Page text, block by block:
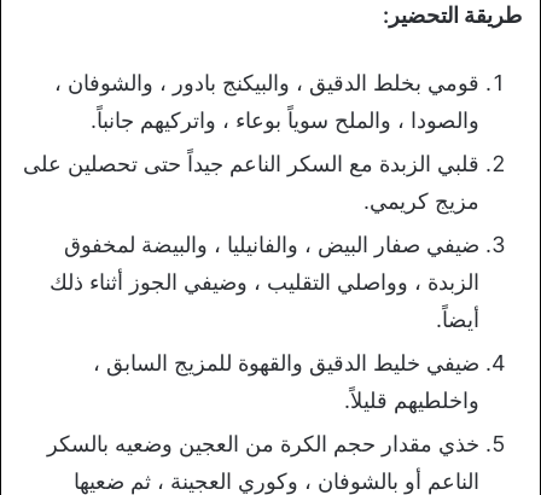
طريقة التحضير:
قومي بخلط الدقيق ، والبيكنج بادور ، والشوفان ،
والصودا ، والملح سوياً بوعاء ، واتركيهم جانباً.
قلبي الزبدة مع السكر الناعم جيداً حتى تحصلين على
مزيج كريمي.
ضيفي صفار البيض ، والفانيليا ، والبيضة لمخفوق
الزبدة ، وواصلي التقليب ، وضيفي الجوز أثناء ذلك
أيضاً.
ضيفي خليط الدقيق والقهوة للمزيج السابق ،
واخلطيهم قليلاً.
خذي مقدار حجم الكرة من العجين وضعيه بالسكر
الناعم أو بالشوفان ، وكوري العجينة ، ثم ضعيها